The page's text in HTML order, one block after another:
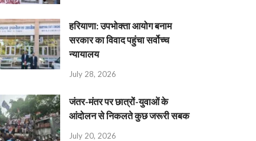
हरियाणा: उपभोक्ता आयोग बनाम
सरकार का विवाद पहुंचा सर्वोच्च
न्यायालय
July 28, 2026
जंतर-मंतर पर छात्रों-युवाओं के
आंदोलन से निकलते कुछ जरूरी सबक
July 20, 2026